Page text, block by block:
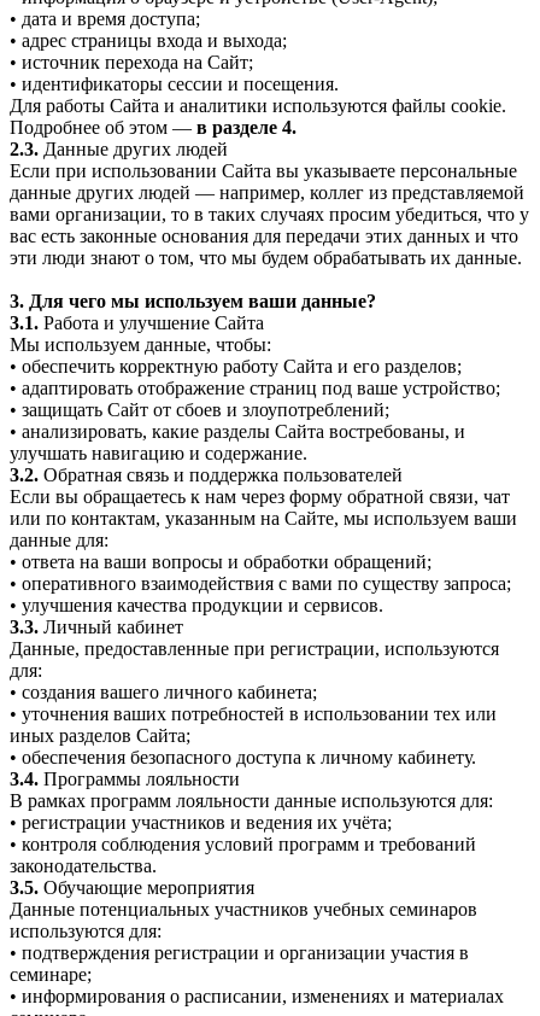
• дата и время доступа;
• адрес страницы входа и выхода;
• источник перехода на Сайт;
• идентификаторы сессии и посещения.
Для работы Сайта и аналитики используются файлы cookie.
Подробнее об этом — в разделе 4.
2.3. Данные других людей
Если при использовании Сайта вы указываете персональные
данные других людей — например, коллег из представляемой
вами организации, то в таких случаях просим убедиться, что у
вас есть законные основания для передачи этих данных и что
эти люди знают о том, что мы будем обрабатывать их данные.
3. Для чего мы используем ваши данные?
3.1. Работа и улучшение Сайта
Мы используем данные, чтобы:
• обеспечить корректную работу Сайта и его разделов;
• адаптировать отображение страниц под ваше устройство;
• защищать Сайт от сбоев и злоупотреблений;
• анализировать, какие разделы Сайта востребованы, и
улучшать навигацию и содержание.
3.2. Обратная связь и поддержка пользователей
Если вы обращаетесь к нам через форму обратной связи, чат
или по контактам, указанным на Сайте, мы используем ваши
данные для:
• ответа на ваши вопросы и обработки обращений;
• оперативного взаимодействия с вами по существу запроса;
• улучшения качества продукции и сервисов.
3.3. Личный кабинет
Данные, предоставленные при регистрации, используются
для:
• создания вашего личного кабинета;
• уточнения ваших потребностей в использовании тех или
иных разделов Сайта;
• обеспечения безопасного доступа к личному кабинету.
3.4. Программы лояльности
В рамках программ лояльности данные используются для:
• регистрации участников и ведения их учёта;
• контроля соблюдения условий программ и требований
законодательства.
3.5. Обучающие мероприятия
Данные потенциальных участников учебных семинаров
используются для:
• подтверждения регистрации и организации участия в
семинаре;
• информирования о расписании, изменениях и материалах